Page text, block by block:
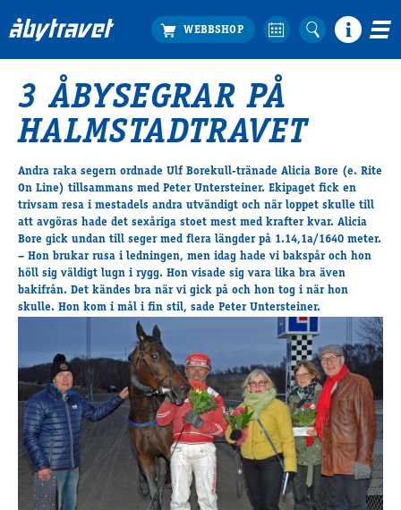
Köp biljett
Travprogrammet
Bra att veta
Restauranger
Catering by Lyon
Hotell nära oss
Nybörjar­guide
Presentkort
Tävlingsdagar
Travkonferens
Exponering & värdskap
Aktiviteter
3 ÅBYSEGRAR PÅ
HALMSTADTRAVET
Andra raka segern ordnade Ulf Borekull-tränade Alicia Bore (e. Rite
On Line) tillsammans med Peter Untersteiner. Ekipaget fick en
trivsam resa i mestadels andra utvändigt och när loppet skulle till
att avgöras hade det sexåriga stoet mest med krafter kvar. Alicia
Bore gick undan till seger med flera längder på 1.14,1a/1640 meter.
– Hon brukar rusa i ledningen, men idag hade vi bakspår och hon
höll sig väldigt lugn i rygg. Hon visade sig vara lika bra även
bakifrån. Det kändes bra när vi gick på och hon tog i när hon
skulle. Hon kom i mål i fin stil, sade Peter Untersteiner.